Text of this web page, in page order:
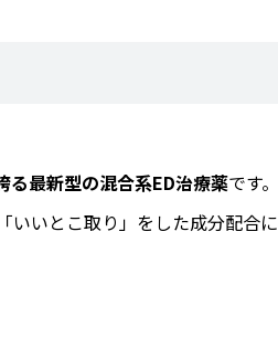
る最新型の混合系ED治療薬です。
いいとこ取り」をした成分配合に